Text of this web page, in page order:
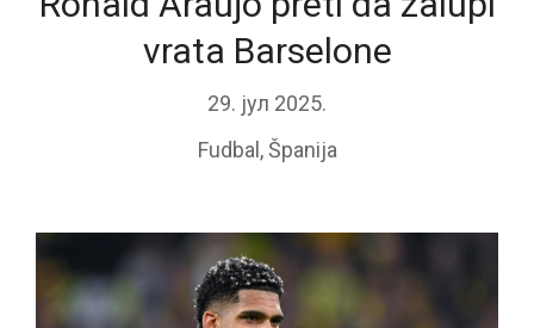
vrata Barselone
29. јул 2025.
Fudbal ,Španija